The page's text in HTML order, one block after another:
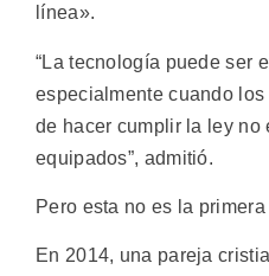
línea».
“La tecnología puede ser
especialmente cuando
de hacer cumplir la ley no
equipados”, admitió.
Pero esta no es la primera
En 2014, una pareja